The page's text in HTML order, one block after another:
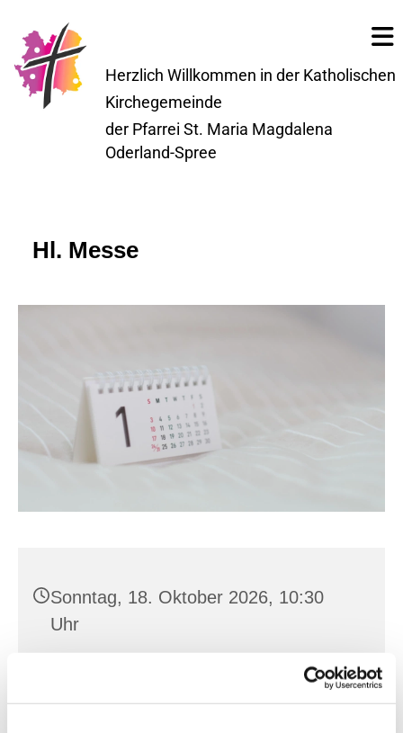
Herzlich Willkommen in der Katholischen
Kirchegemeinde
der Pfarrei St. Maria Magdalena
Oderland-Spree
Hl. Messe
Sonntag, 18. Oktober 2026, 10:30
Uhr
Hl. Kreuz, Franz-Mehring-Str. 4,
15230 Frankfurt (Oder)